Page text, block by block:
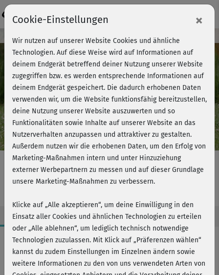
Play
Video
Kursvorschau - Jetzt mitmachen!
Steffis Favorites - Functional BBP
Workout-Facts
mittelschwer
23 Min
Cookie-Einstellungen ×
Wir nutzen auf unserer Website Cookies und ähnliche
Technologien. Auf diese Weise wird auf Informationen auf
deinem Endgerät betreffend deiner Nutzung unserer Website
zugegriffen bzw. es werden entsprechende Informationen auf
deinem Endgerät gespeichert. Die dadurch erhobenen Daten
verwenden wir, um die Website funktionsfähig bereitzustellen,
deine Nutzung unserer Website auszuwerten und so
Funktionalitäten sowie Inhalte auf unserer Website an das
Nutzerverhalten anzupassen und attraktiver zu gestalten.
Außerdem nutzen wir die erhobenen Daten, um den Erfolg von
Marketing-Maßnahmen intern und unter Hinzuziehung
externer Werbepartnern zu messen und auf dieser Grundlage
unsere Marketing-Maßnahmen zu verbessern.
Klicke auf „Alle akzeptieren“, um deine Einwilligung in den
Einsatz aller Cookies und ähnlichen Technologien zu erteilen
oder „Alle ablehnen“, um lediglich technisch notwendige
Technologien zuzulassen. Mit Klick auf „Präferenzen wählen“
kannst du zudem Einstellungen im Einzelnen ändern sowie
weitere Informationen zu den von uns verwendeten Arten von